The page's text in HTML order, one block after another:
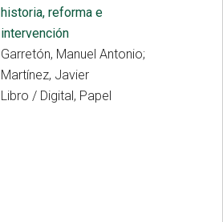
historia, reforma e
intervención
Garretón, Manuel Antonio;
Martínez, Javier
Libro / Digital, Papel